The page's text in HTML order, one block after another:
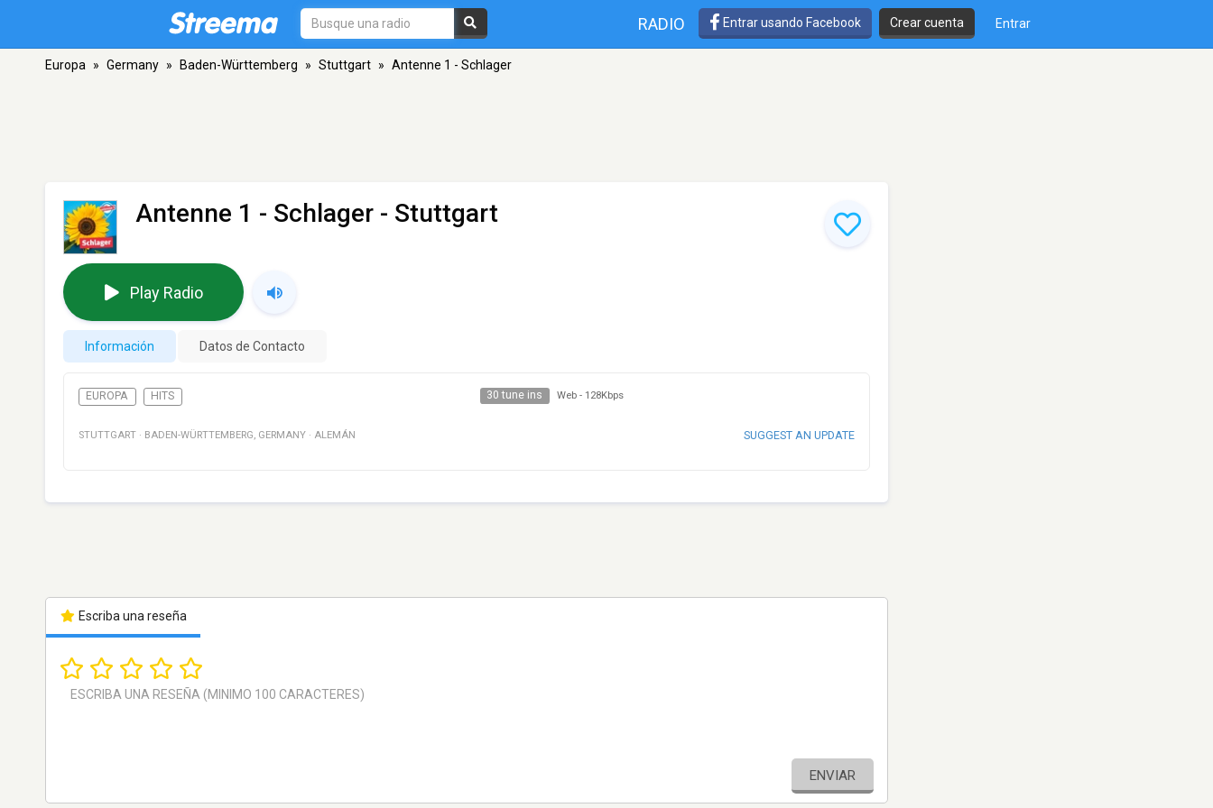
RADIO Entrar usando Facebook Crear cuenta Entrar
Europa » Germany » Baden-Württemberg » Stuttgart » Antenne 1 - Schlager
Antenne 1 - Schlager - Stuttgart
Play Radio
Información Datos de Contacto
EUROPA HITS 30 tune ins Web - 128Kbps
STUTTGART · BADEN-WÜRTTEMBERG, GERMANY · ALEMÁN SUGGEST AN UPDATE
Escriba una reseña
ENVIAR